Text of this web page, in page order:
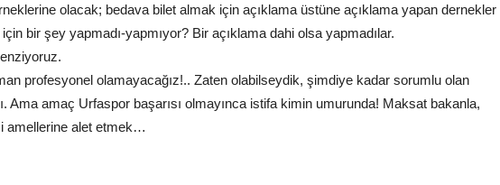
olacak; bedava bilet almak için açıklama üstüne açıklama yapan dernekler
bir şey yapmadı-yapmıyor? Bir açıklama dahi olsa yapmadılar.
profesyonel olamayacağız!.. Zaten olabilseydik, şimdiye kadar sorumlu olan
Ama amaç Urfaspor başarısı olmayınca istifa kimin umurunda! Maksat bakanla,
amellerine alet etmek…